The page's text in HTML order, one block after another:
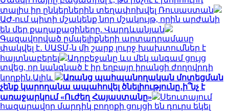
տալիս իր ընկերներին տեղափոխվել Ռուսաստան
ԱԺ-ում պիտի մշակենք նոր մշակույթ, որին արժանի
են մեր քաղաքացիները. Վարդևանյան
Գազավորված ըմպելիքների արտադրամասը
փակվել է․ ՍԱՏՄ-ն մի շարք լուրջ խախտումներ է
հայտնաբերել
Ադրբեջանը ևս մեկ անգամ ցույց
տվեց, որ կանգնած է իր եղբայր իրանցի ժողովրդի
կողքին.Ալիև
Առանց պահպանողական մոտեցման
չենք կարողանա ապահովել ծնելիությունը․ի՞նչ է
առաջարկում «Ուժեղ Հայաստանը»
Սեուտայում
հազարավոր մարդիկ բողոքի ցույցի են դուրս եկել